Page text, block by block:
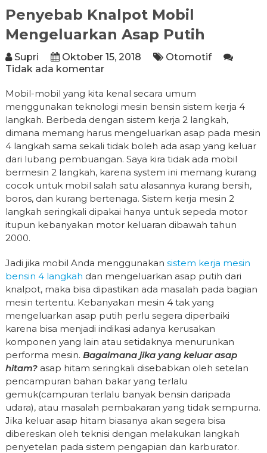
Penyebab Knalpot Mobil
Mengeluarkan Asap Putih
Supri Oktober 15, 2018
Otomotif
Tidak ada komentar
Mobil-mobil yang kita kenal secara umum
menggunakan teknologi mesin bensin sistem kerja 4
langkah. Berbeda dengan sistem kerja 2 langkah,
dimana memang harus mengeluarkan asap pada mesin
4 langkah sama sekali tidak boleh ada asap yang keluar
dari lubang pembuangan. Saya kira tidak ada mobil
bermesin 2 langkah, karena system ini memang kurang
cocok untuk mobil salah satu alasannya kurang bersih,
boros, dan kurang bertenaga. Sistem kerja mesin 2
langkah seringkali dipakai hanya untuk sepeda motor
itupun kebanyakan motor keluaran dibawah tahun
2000.
Jadi jika mobil Anda menggunakan sistem kerja mesin
bensin 4 langkah dan mengeluarkan asap putih dari
knalpot, maka bisa dipastikan ada masalah pada bagian
mesin tertentu. Kebanyakan mesin 4 tak yang
mengeluarkan asap putih perlu segera diperbaiki
karena bisa menjadi indikasi adanya kerusakan
komponen yang lain atau setidaknya menurunkan
performa mesin. Bagaimana jika yang keluar asap
hitam?asap hitam seringkali disebabkan oleh setelan
pencampuran bahan bakar yang terlalu
gemuk(campuran terlalu banyak bensin daripada
udara), atau masalah pembakaran yang tidak sempurna.
Jika keluar asap hitam biasanya akan segera bisa
dibereskan oleh teknisi dengan melakukan langkah
penyetelan pada sistem pengapian dan karburator.